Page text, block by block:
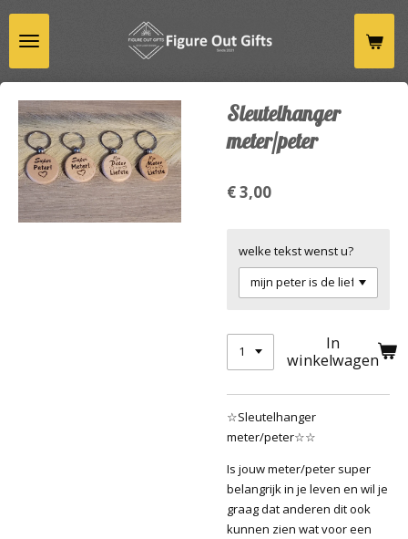
Ga
direct
hoofdinhoud
Sleutelhanger
meter/peter
€ 3,00
welke tekst wenst u?
In
winkelwagen
☆Sleutelhanger
meter/peter☆☆
Is jouw meter/peter super
belangrijk in je leven en wil je
graag dat anderen dit ook
kunnen zien wat voor een